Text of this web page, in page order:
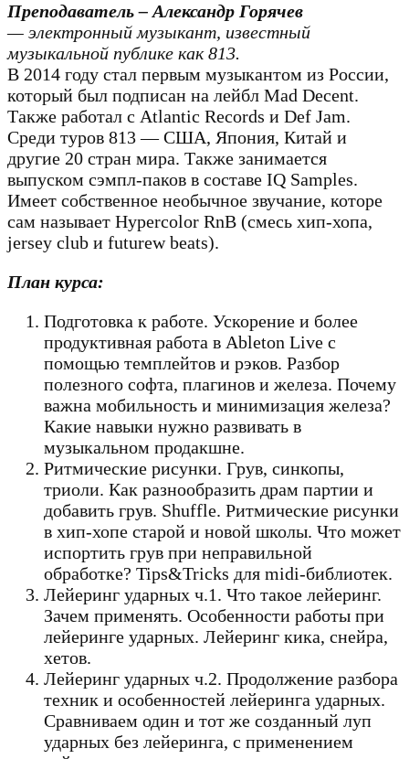
Преподаватель – Александр Горячев
— электронный музыкант, известный
музыкальной публике как 813.
В 2014 году стал первым музыкантом из России,
который был подписан на лейбл Mad Decent.
Также работал с Atlantic Records и Def Jam.
Среди туров 813 — США, Япония, Китай и
другие 20 стран мира. Также занимается
выпуском сэмпл-паков в составе IQ Samples.
Имеет собственное необычное звучание, которе
сам называет Hypercolor RnB (смесь хип-хопа,
jersey club и futurew beats).
План курса:
Подготовка к работе. Ускорение и более
продуктивная работа в Ableton Live с
помощью темплейтов и рэков. Разбор
полезного софта, плагинов и железа. Почему
важна мобильность и минимизация железа?
Какие навыки нужно развивать в
музыкальном продакшне.
Ритмические рисунки. Грув, синкопы,
триоли. Как разнообразить драм партии и
добавить грув. Shuffle. Ритмические рисунки
в хип-хопе старой и новой школы. Что может
испортить грув при неправильной
обработке? Tips&Tricks для midi-библиотек.
Лейеринг ударных ч.1. Что такое лейеринг.
Зачем применять. Особенности работы при
лейеринге ударных. Лейеринг кика, снейра,
хетов.
Лейеринг ударных ч.2. Продолжение разбора
техник и особенностей лейеринга ударных.
Сравниваем один и тот же созданный луп
ударных без лейеринга, с применением